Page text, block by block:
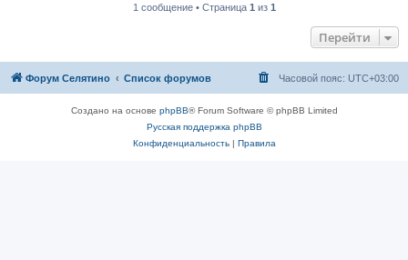
1 сообщение • Страница 1 из 1
Перейти
Форум Селятино Список форумов Часовой пояс: UTC+03:00
Создано на основе phpBB® Forum Software © phpBB Limited
Русская поддержка phpBB
Конфиденциальность| Правила